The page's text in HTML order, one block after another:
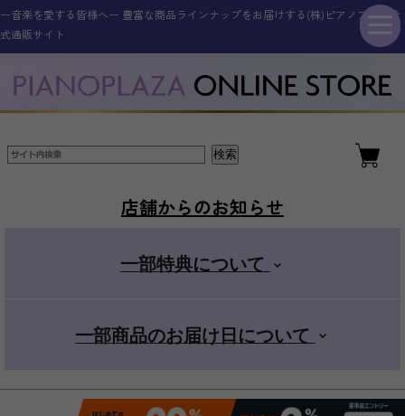
ー音楽を愛する皆様へー 豊富な商品ラインナップをお届けする(株)ピアノプラザ公
式通販サイト
YAMAHA ヤマハ
Roland ローランド
CASIO カシオ
KORG コルグ
Roland ローランド
新品アップライトピアノ
ELEDORA エレドラ
Roland ローランド
Pearl パール
ドラムアクセサリー
ギター・ベース
アコースティックギター
金管楽器
弦楽器
電子管楽器
電子楽器
マイク
スタンダード
+スマホ
カンタン
ピアノ用
その他取扱商品
店舗からのお知らせ
一部特典について
一部商品のお届け日について